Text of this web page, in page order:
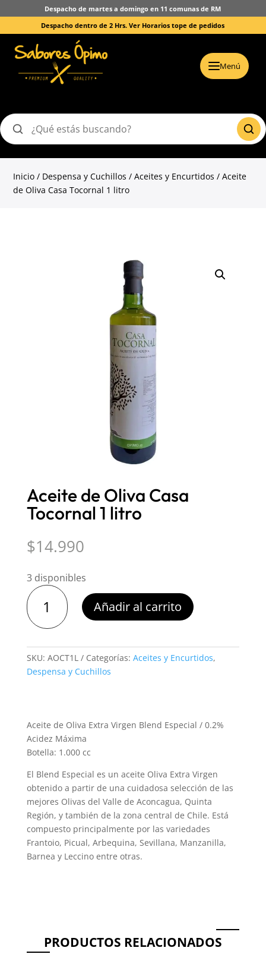
Despacho de martes a domingo en 11 comunas de RM
Despacho dentro de 2 Hrs.Ver Horarios tope de pedidos
Menú
Buscar
Inicio / Despensa y Cuchillos /Aceites y Encurtidos / Aceite
de Oliva Casa Tocornal 1 litro
Aceite de Oliva Casa
Tocornal 1 litro
$14.990
3 disponibles
Aceite
de
Oliva
Casa
Tocornal
1
litro
Añadir al carrito
SKU: AOCT1L Categorías: Aceites y Encurtidos,
Despensa y Cuchillos
Aceite de Oliva Extra Virgen Blend Especial / 0.2%
Acidez Máxima
Botella: 1.000 cc
El Blend Especial es un aceite Oliva Extra Virgen
obtenido a partir de una cuidadosa selección de las
mejores Olivas del Valle de Aconcagua, Quinta
Región, y también de la zona central de Chile. Está
compuesto principalmente por las variedades
Frantoio, Picual, Arbequina, Sevillana, Manzanilla,
Barnea y Leccino entre otras.
PRODUCTOS RELACIONADOS